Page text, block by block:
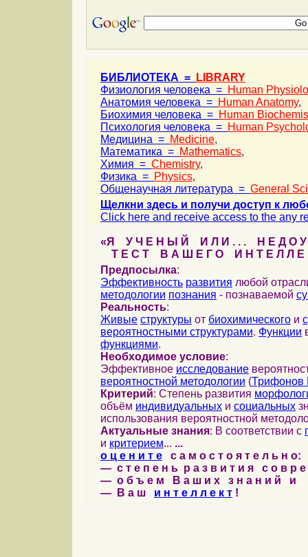
БИБЛИОТЕКА =
LIBRARY
Физиология человека = Human
Анатомия человека = Human Anatomy,
Биохимия человека = Human
Психология человека = Human
Медицина = Medicine,
Математика = Mathematics,
Химия = Chemistry,
Физика = Physics,
Общенаучная литература = General
Щелкни здесь и получи доступ к
Click here and receive access to the any
«Я У Ч Е Н Ы Й И Л И . . . Н Е Д О У
Т Е С Т В А Ш Е Г О И Н Т Е Л Л Е
Предпосылка:
Эффективность развития любой
методологии познания - познаваемой
Реальность:
Живые структуры от биохимического и
вероятностными структурами. Функции
функциями.
Необходимое условие:
Эффективное исследование
вероятностной методологии (Трифонов
Критерий: Степень развития
объём индивидуальных и социальных
использования вероятностной
Актуальные знания: В соответствии с
и критерием... ...
о ц е н и т е с а м о с т о я т е л ь н о:
— с т е п е н ь р а з в и т и я с о в р
— о б ъ е м В а ш и х з н а н и й и
— В а ш и н т е л л е к т !